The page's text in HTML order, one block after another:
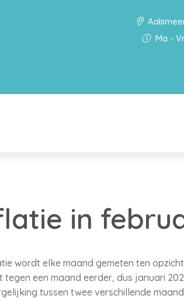
Ma -
in
wordt elke maand gemeten ten
tegen een maand eerder, dus januari
tussen twee verschillende